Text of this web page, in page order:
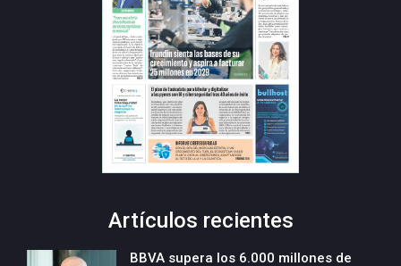
Artículos recientes
BBVA supera los 6.000 millones de